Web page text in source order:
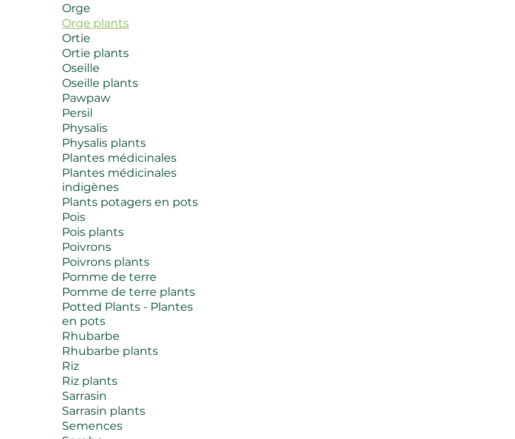
Orge
Orge plants
Ortie
Ortie plants
Oseille
Oseille plants
Pawpaw
Persil
Physalis
Physalis plants
Plantes médicinales
Plantes médicinales
indigènes
Plants potagers en pots
Pois
Pois plants
Poivrons
Poivrons plants
Pomme de terre
Pomme de terre plants
Potted Plants - Plantes
en pots
Rhubarbe
Rhubarbe plants
Riz
Riz plants
Sarrasin
Sarrasin plants
Semences